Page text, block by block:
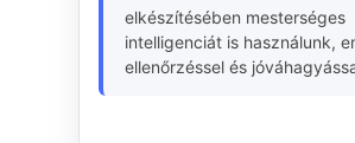
elkészítésében mesterséges
intelligenciát is használunk,
ellenőrzéssel és